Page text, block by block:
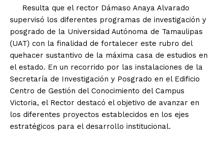
Resulta que el rector Dámaso Anaya Alvarado
supervisó los diferentes programas de investigación y
posgrado de la Universidad Autónoma de Tamaulipas
(UAT) con la finalidad de fortalecer este rubro del
quehacer sustantivo de la máxima casa de estudios en
el estado. En un recorrido por las instalaciones de la
Secretaría de Investigación y Posgrado en el Edificio
Centro de Gestión del Conocimiento del Campus
Victoria, el Rector destacó el objetivo de avanzar en
los diferentes proyectos establecidos en los ejes
estratégicos para el desarrollo institucional.